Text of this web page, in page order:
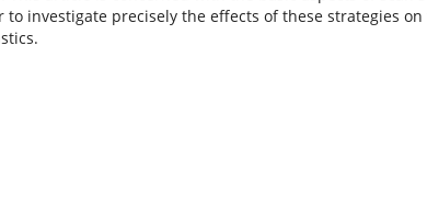
to investigate precisely the effects of these strategies